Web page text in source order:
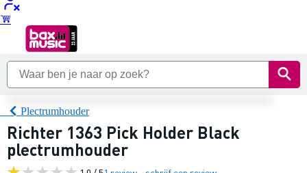
Plectrumhouder
Richter 1363 Pick Holder Black
plectrumhouder